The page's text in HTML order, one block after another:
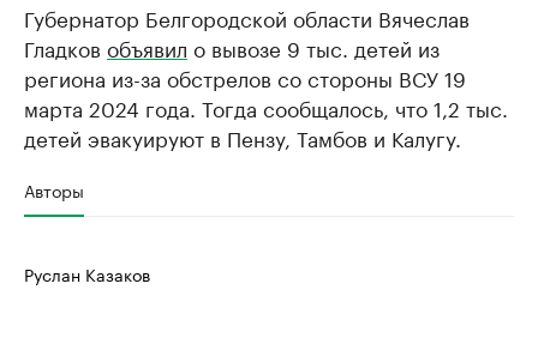
Губернатор Белгородской области Вячеслав
Гладков объявил о вывозе 9 тыс. детей из
региона из-за обстрелов со стороны ВСУ 19
марта 2024 года. Тогда сообщалось, что 1,2 тыс.
детей эвакуируют в Пензу, Тамбов и Калугу.
Авторы
Руслан Казаков